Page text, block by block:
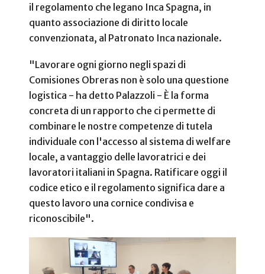
il regolamento che legano Inca Spagna, in
quanto associazione di diritto locale
convenzionata, al Patronato Inca nazionale.
"Lavorare ogni giorno negli spazi di
Comisiones Obreras non è solo una questione
logistica - ha detto Palazzoli - È la forma
concreta di un rapporto che ci permette di
combinare le nostre competenze di tutela
individuale con l'accesso al sistema di welfare
locale, a vantaggio delle lavoratrici e dei
lavoratori italiani in Spagna. Ratificare oggi il
codice etico e il regolamento significa dare a
questo lavoro una cornice condivisa e
riconoscibile".